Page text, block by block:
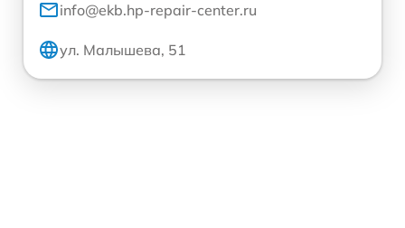
info@ekb.hp-repair-center.ru
ул. Малышева, 51